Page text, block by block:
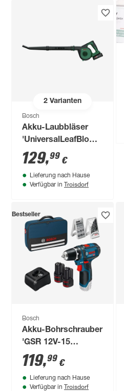
2Varianten
Bosch
Akku-Laubbläser
'UniversalLeafBlower
SET 18V-130' mit
Akku und Ladegerät
129,99 €
Lieferung nach Hause
Verfügbar in Troisdorf
Bestseller
Bosch
Akku-Bohrschrauber
'GSR 12V-15
Professional' mit 2
Akkus, Tasche und
Zubehörset
119,99 €
Lieferung nach Hause
Verfügbar in Troisdorf